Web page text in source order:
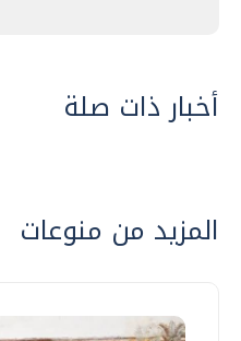
أخبار ذات صلة
المزيد من منوعات